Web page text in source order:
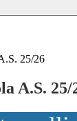
25/26
A.S. 25/